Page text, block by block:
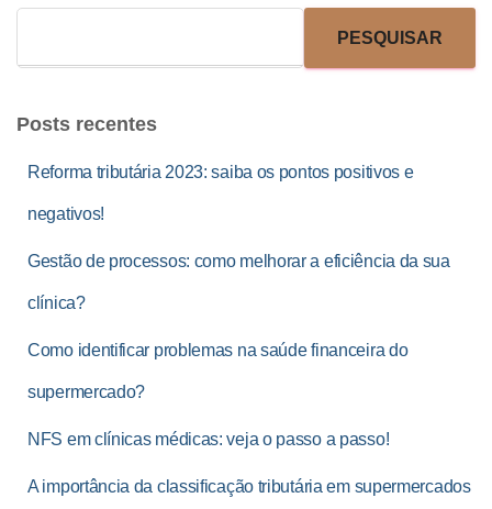
PESQUISAR
Posts recentes
Reforma tributária 2023: saiba os pontos positivos e
negativos!
Gestão de processos: como melhorar a eficiência da sua
clínica?
Como identificar problemas na saúde financeira do
supermercado?
NFS em clínicas médicas: veja o passo a passo!
A importância da classificação tributária em supermercados